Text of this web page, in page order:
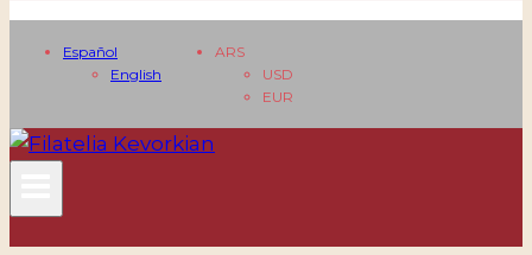
Español
English
ARS
USD
EUR